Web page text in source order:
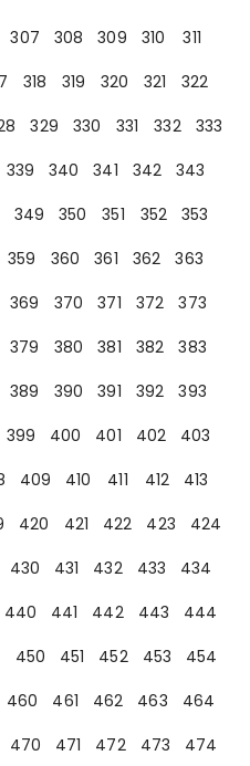
307 308 309 310
311
318 319 320 321
322
329 330 331 332
333
339 340 341 342
343
349 350 351 352
353
359 360 361 362
363
369 370 371 372
373
379 380 381 382
383
389 390 391 392
393
399 400 401 402
403
409 410 411 412
413
420 421 422 423
424
430 431 432 433
434
440 441 442 443
444
450 451 452 453
454
460 461 462 463
464
470 471 472 473
474